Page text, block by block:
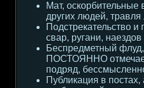
Мат,
других людей,
Подстрекательство и
свар, ругани, наездов
Беспредметный флуд,
ПОСТОЯННО
подряд,
Публикация в